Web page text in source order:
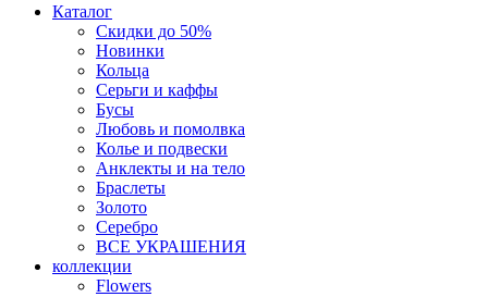
Каталог
Скидки до 50%
Новинки
Кольца
Серьги и каффы
Бусы
Любовь и помолвка
Колье и подвески
Анклекты и на тело
Браслеты
Золото
Серебро
ВСЕ УКРАШЕНИЯ
коллекции
Flowers